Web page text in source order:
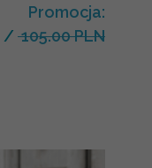
Promocja:
/ 105.00 PLN